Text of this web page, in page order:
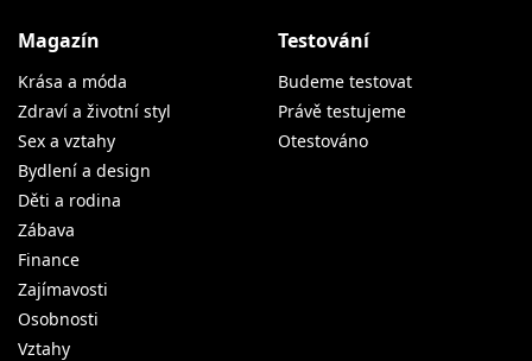
Magazín
Krása a móda
Zdraví a životní styl
Sex a vztahy
Bydlení a design
Děti a rodina
Zábava
Finance
Zajímavosti
Osobnosti
Vztahy
Testování
Budeme testovat
Právě testujeme
Otestováno